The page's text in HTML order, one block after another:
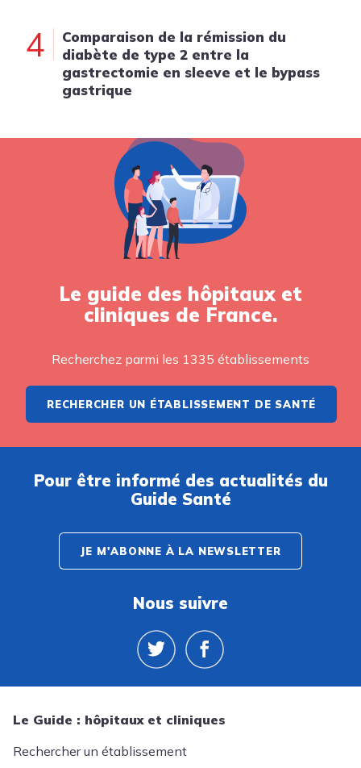
4
Comparaison de la rémission du
diabète de type 2 entre la
gastrectomie en sleeve et le bypass
gastrique
Le guide des hôpitaux et
cliniques de France.
Recherchez parmi les 1335 établissements
RECHERCHER UN ÉTABLISSEMENT DE SANTÉ
Pour être informé des actualités du
Guide Santé
JE M'ABONNE À LA NEWSLETTER
Nous suivre
Le Guide : hôpitaux et cliniques
Rechercher un établissement